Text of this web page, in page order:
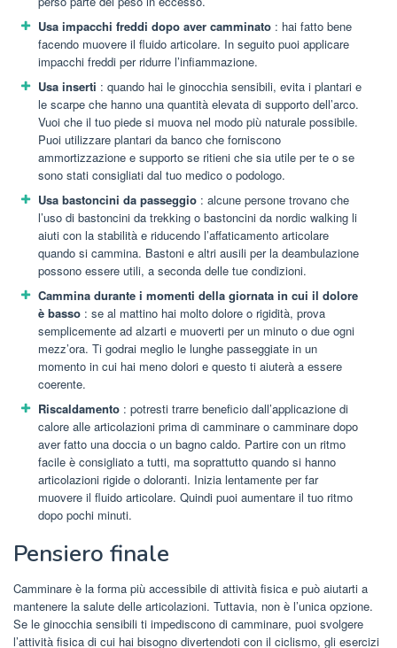
Usa impacchi freddi dopo aver camminato : hai fatto bene
facendo muovere il fluido articolare. In seguito puoi applicare
impacchi freddi per ridurre l’infiammazione.
Usa inserti : quando hai le ginocchia sensibili, evita i plantari e
le scarpe che hanno una quantità elevata di supporto dell’arco.
Vuoi che il tuo piede si muova nel modo più naturale possibile.
Puoi utilizzare plantari da banco che forniscono
ammortizzazione e supporto se ritieni che sia utile per te o se
sono stati consigliati dal tuo medico o podologo.
Usa bastoncini da passeggio : alcune persone trovano che
l’uso di bastoncini da trekking o bastoncini da nordic walking li
aiuti con la stabilità e riducendo l’affaticamento articolare
quando si cammina. Bastoni e altri ausili per la deambulazione
possono essere utili, a seconda delle tue condizioni.
Cammina durante i momenti della giornata in cui il dolore
è basso : se al mattino hai molto dolore o rigidità, prova
semplicemente ad alzarti e muoverti per un minuto o due ogni
mezz’ora. Ti godrai meglio le lunghe passeggiate in un
momento in cui hai meno dolori e questo ti aiuterà a essere
coerente.
Riscaldamento : potresti trarre beneficio dall’applicazione di
calore alle articolazioni prima di camminare o camminare dopo
aver fatto una doccia o un bagno caldo. Partire con un ritmo
facile è consigliato a tutti, ma soprattutto quando si hanno
articolazioni rigide o doloranti. Inizia lentamente per far
muovere il fluido articolare. Quindi puoi aumentare il tuo ritmo
dopo pochi minuti.
Pensiero finale
Camminare è la forma più accessibile di attività fisica e può aiutarti a
mantenere la salute delle articolazioni. Tuttavia, non è l’unica opzione.
Se le ginocchia sensibili ti impediscono di camminare, puoi svolgere
l’attività fisica di cui hai bisogno divertendoti con il ciclismo, gli esercizi